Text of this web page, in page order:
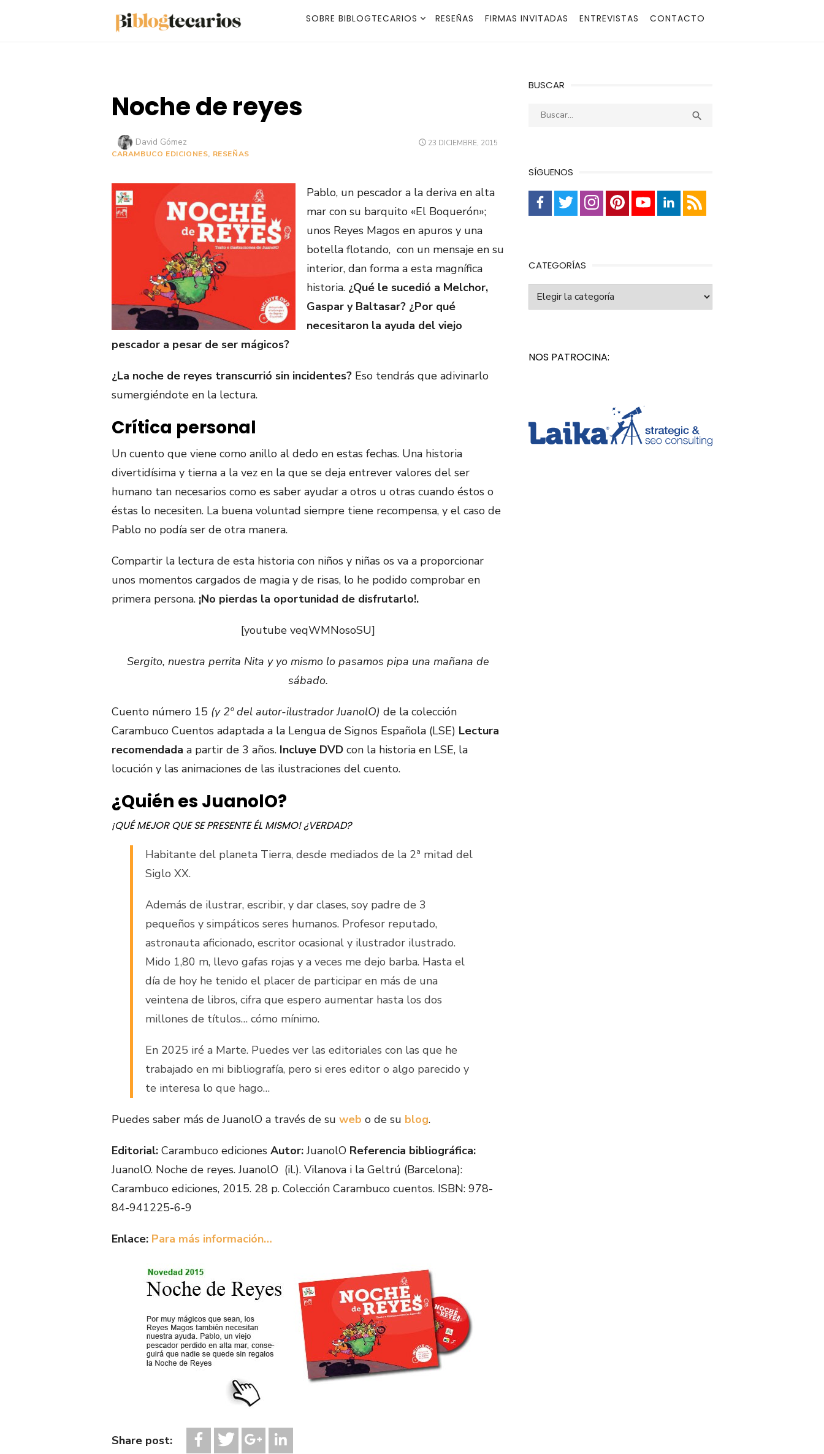
SOBRE BIBLOGTECARIOS RESEÑAS FIRMAS INVITADAS ENTREVISTAS CONTACTO
Noche de reyes
PUBLICADO
23 DICIEMBRE, 2015
Autor
David Gómez
CARAMBUCO EDICIONES, RESEÑAS
Pablo, un pescador a la deriva en alta
mar con su barquito «El Boquerón»;
unos Reyes Magos en apuros y una
botella flotando, con un mensaje en su
interior, dan forma a esta magnífica
historia. ¿Qué le sucedió a Melchor,
Gaspar y Baltasar? ¿Por qué
necesitaron la ayuda del viejo
pescador a pesar de ser mágicos?
¿La noche de reyes transcurrió sin incidentes? Eso tendrás que adivinarlo
sumergiéndote en la lectura.
Crítica personal
Un cuento que viene como anillo al dedo en estas fechas. Una historia
divertidísima y tierna a la vez en la que se deja entrever valores del ser
humano tan necesarios como es saber ayudar a otros u otras cuando éstos o
éstas lo necesiten. La buena voluntad siempre tiene recompensa, y el caso de
Pablo no podía ser de otra manera.
Compartir la lectura de esta historia con niños y niñas os va a proporcionar
unos momentos cargados de magia y de risas, lo he podido comprobar en
primera persona. ¡No pierdas la oportunidad de disfrutarlo!.
[youtube veqWMNosoSU]
Sergito, nuestra perrita Nita y yo mismo lo pasamos pipa una mañana de
sábado.
Cuento número 15 (y 2º del autor-ilustrador JuanolO) de la colección
Carambuco Cuentos adaptada a la Lengua de Signos Española (LSE) Lectura
recomendada a partir de 3 años. Incluye DVD con la historia en LSE, la
locución y las animaciones de las ilustraciones del cuento.
¿Quién es JuanolO?
¡QUÉ MEJOR QUE SE PRESENTE ÉL MISMO! ¿VERDAD?
Habitante del planeta Tierra, desde mediados de la 2ª mitad del
Siglo XX.
Además de ilustrar, escribir, y dar clases, soy padre de 3
pequeños y simpáticos seres humanos. Profesor reputado,
astronauta aficionado, escritor ocasional y ilustrador ilustrado.
Mido 1,80 m, llevo gafas rojas y a veces me dejo barba. Hasta el
día de hoy he tenido el placer de participar en más de una
veintena de libros, cifra que espero aumentar hasta los dos
millones de títulos… cómo mínimo.
En 2025 iré a Marte. Puedes ver las editoriales con las que he
trabajado en mi bibliografía, pero si eres editor o algo parecido y
te interesa lo que hago…
Puedes saber más de JuanolO a través de su web o de su blog.
Editorial: Carambuco ediciones Autor:JuanolO Referencia bibliográfica:
JuanolO. Noche de reyes. JuanolO (il.). Vilanova i la Geltrú (Barcelona):
Carambuco ediciones, 2015. 28 p. Colección Carambuco cuentos. ISBN: 978-
84-941225-6-9
Enlace: Para más información…
Share post:
BUSCAR
Buscar: 
SÍGUENOS
CATEGORÍAS
NOS PATROCINA: